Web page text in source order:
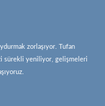
zorlaşıyor. Tufan
sürekli yeniliyor, gelişmeleri